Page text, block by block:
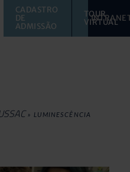
CADASTRO
DE
ADMISSÃO
TOUR
VIRTUAL
» LUMINESCÊNCIA